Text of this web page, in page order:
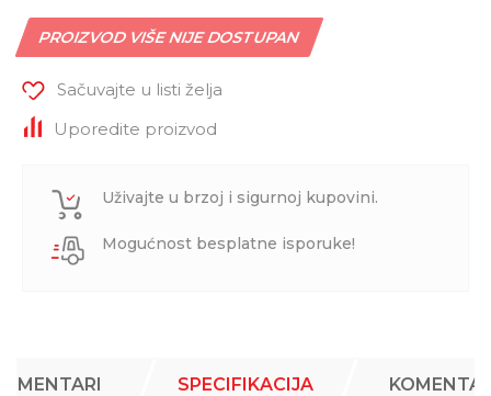
PROIZVOD VIŠE NIJE DOSTUPAN
Sačuvajte u listi želja
Uporedite proizvod
Uživajte u brzoj i sigurnoj kupovini.
Mogućnost besplatne isporuke!
SPECIFIKACIJA